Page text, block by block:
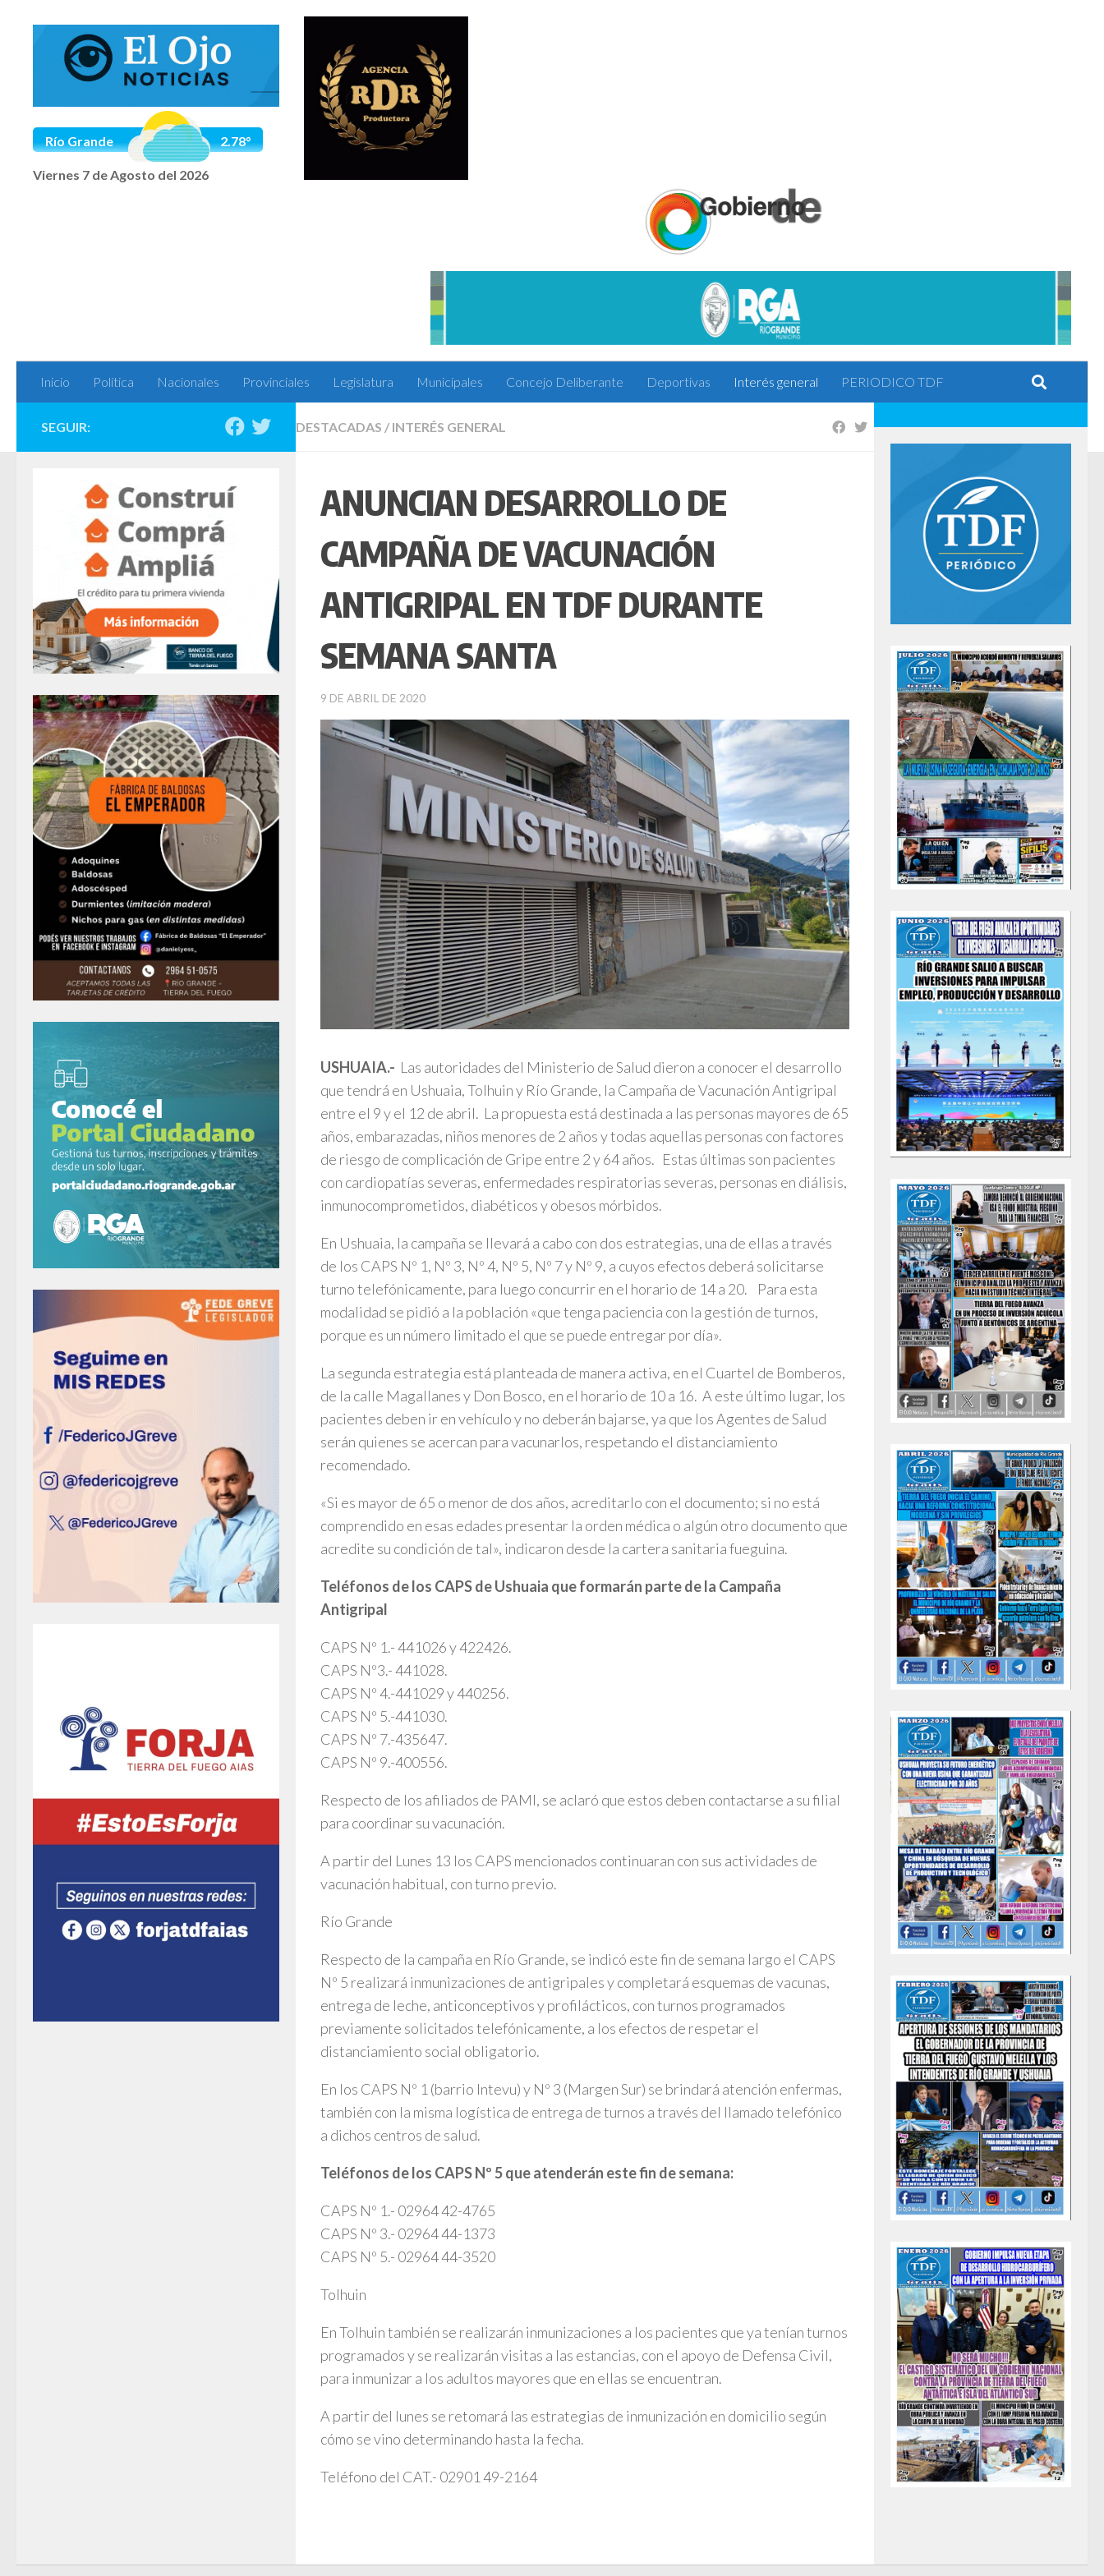
Saltar al contenido
Río Grande 2.78°
Viernes 7 de Agosto del 2026
Inicio Política Nacionales Provinciales Legislatura Municipales Concejo Deliberante Deportivas Interés general PERIODICO TDF
DESTACADAS / INTERÉS GENERAL
ANUNCIAN DESARROLLO DE
CAMPAÑA DE VACUNACIÓN
ANTIGRIPAL EN TDF DURANTE
SEMANA SANTA
9 DE ABRIL DE 2020
USHUAIA.- Las autoridades del Ministerio de Salud dieron a conocer el desarrollo
que tendrá en Ushuaia, Tolhuin y Río Grande, la Campaña de Vacunación Antigripal
entre el 9 y el 12 de abril. La propuesta está destinada a las personas mayores de 65
años, embarazadas, niños menores de 2 años y todas aquellas personas con factores
de riesgo de complicación de Gripe entre 2 y 64 años. Estas últimas son pacientes
con cardiopatías severas, enfermedades respiratorias severas, personas en diálisis,
inmunocomprometidos, diabéticos y obesos mórbidos.
En Ushuaia, la campaña se llevará a cabo con dos estrategias, una de ellas a través
de los CAPS Nº 1, Nº 3, Nº 4, Nº 5, Nº 7 y Nº 9, a cuyos efectos deberá solicitarse
turno telefónicamente, para luego concurrir en el horario de 14 a 20. Para esta
modalidad se pidió a la población «que tenga paciencia con la gestión de turnos,
porque es un número limitado el que se puede entregar por día».
La segunda estrategia está planteada de manera activa, en el Cuartel de Bomberos,
de la calle Magallanes y Don Bosco, en el horario de 10 a 16. A este último lugar, los
pacientes deben ir en vehículo y no deberán bajarse, ya que los Agentes de Salud
serán quienes se acercan para vacunarlos, respetando el distanciamiento
recomendado.
«Si es mayor de 65 o menor de dos años, acreditarlo con el documento; si no está
comprendido en esas edades presentar la orden médica o algún otro documento que
acredite su condición de tal», indicaron desde la cartera sanitaria fueguina.
Teléfonos de los CAPS de Ushuaia que formarán parte de la Campaña
Antigripal
CAPS Nº 1.- 441026 y 422426.
CAPS Nº3.- 441028.
CAPS Nº 4.-441029 y 440256.
CAPS Nº 5.-441030.
CAPS Nº 7.-435647.
CAPS Nº 9.-400556.
Respecto de los afiliados de PAMI, se aclaró que estos deben contactarse a su filial
para coordinar su vacunación.
A partir del Lunes 13 los CAPS mencionados continuaran con sus actividades de
vacunación habitual, con turno previo.
Río Grande
Respecto de la campaña en Río Grande, se indicó este fin de semana largo el CAPS
Nº 5 realizará inmunizaciones de antigripales y completará esquemas de vacunas,
entrega de leche, anticonceptivos y profilácticos, con turnos programados
previamente solicitados telefónicamente, a los efectos de respetar el
distanciamiento social obligatorio.
En los CAPS Nº 1 (barrio Intevu) y Nº 3 (Margen Sur) se brindará atención enfermas,
también con la misma logística de entrega de turnos a través del llamado telefónico
a dichos centros de salud.
Teléfonos de los CAPS Nº 5 que atenderán este fin de semana:
CAPS Nº 1.- 02964 42-4765
CAPS Nº 3.- 02964 44-1373
CAPS Nº 5.- 02964 44-3520
Tolhuin
En Tolhuin también se realizarán inmunizaciones a los pacientes que ya tenían turnos
programados y se realizarán visitas a las estancias, con el apoyo de Defensa Civil,
para inmunizar a los adultos mayores que en ellas se encuentran.
A partir del lunes se retomará las estrategias de inmunización en domicilio según
cómo se vino determinando hasta la fecha.
Teléfono del CAT.- 02901 49-2164
SEGUIR: